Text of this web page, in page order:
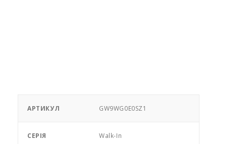
АРТИКУЛ GW9WG0E0SZ1
СЕРІЯ Walk-In